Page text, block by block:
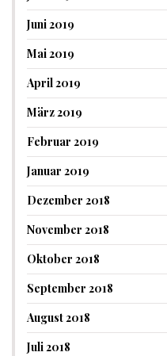
Juni 2019
Mai 2019
April 2019
März 2019
Februar 2019
Januar 2019
Dezember 2018
November 2018
Oktober 2018
September 2018
August 2018
Juli 2018